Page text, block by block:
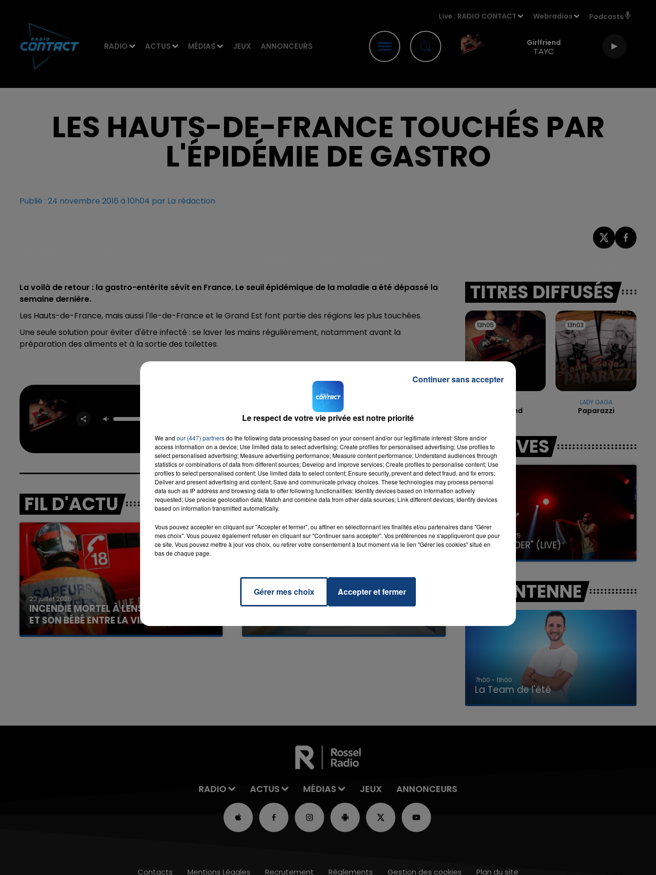
RADIO ACTUS MÉDIAS JEUX ANNONCEURS
Live : RADIO CONTACT Webradios Podcasts
Girlfriend
TAYC
7h00 - 11h00
LA TEAM DE L'ÉTÉ
LES HAUTS-DE-FRANCE TOUCHÉS PAR
L'ÉPIDÉMIE DE GASTRO
Publié : 24 novembre 2016 à 10h04 par La rédaction
La voilà de retour : la gastro-entérite sévit en France. Le seuil épidémique de la maladie a été dépassé la
semaine dernière.
Les Hauts-de-France, mais aussi l'Ile-de-France et le Grand Est font partie des régions les plus touchées.
Une seule solution pour éviter d'être infecté : se laver les mains régulièrement, notamment avant la
préparation des aliments et à la sortie des toilettes.
RADIO CONTACT
FIL D'ACTU
23 juillet 2026
INCENDIE MORTEL À LENS : UNE FEMME
ET SON BÉBÉ ENTRE LA VIE ET LA...
Un homme s'est immolé par le feu après avoir
UNE ADOLESCENTE DEVANT SE FAIRE
La famille a porté plainte contre la clinique qui a
TITRES DIFFUSÉS
13h05
13h05
Girlfriend
13h03
13h03
LADY GAGA
Paparazzi
LES LIVES
31 janvier 2025
GIMS "SPIDER" (LIVE)
A L'ANTENNE
7h00 - 11h00
La Team de l'été
RADIO ACTUS MÉDIAS JEUX ANNONCEURS
Contacts Mentions Légales Recrutement Règlements Gestion des cookies Plan du site
Le respect de votre vie privée est notre priorité
We and our (447) partnersdo the following data processing based on your consent and/or our legitimate interest: Store and/or
access information on a device; Use limited data to select advertising; Create profiles for personalised advertising; Use profiles to
select personalised advertising; Measure advertising performance; Measure content performance; Understand audiences through
statistics or combinations of data from different sources; Develop and improve services; Create profiles to personalise content; Use
profiles to select personalised content; Use limited data to select content; Ensure security, prevent and detect fraud, and fix errors;
Deliver and present advertising and content; Save and communicate privacy choices. These technologies may process personal
data such as IP address and browsing data to offer following functionalities: Identify devices based on information actively
requested; Use precise geolocation data; Match and combine data from other data sources; Link different devices; Identify devices
based on information transmitted automatically.
Vous pouvez accepter en cliquant sur "Accepter et fermer", ou affiner en sélectionnant les finalités et/ou partenaires dans "Gérer
mes choix". Vous pouvez également refuser en cliquant sur "Continuer sans accepter". Vos préférences ne s'appliqueront que pour
ce site. Vous pouvez mettre à jour vos choix, ou retirer votre consentement à tout moment via le lien "Gérer les cookies" situé en
bas de chaque page.
Gérer mes choix Accepter et fermer
Continuer sans accepter